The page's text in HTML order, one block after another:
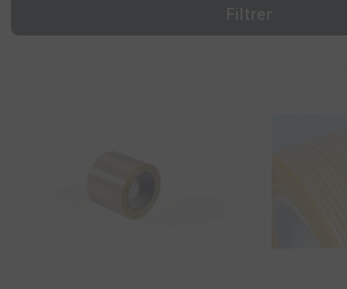
Filtrer